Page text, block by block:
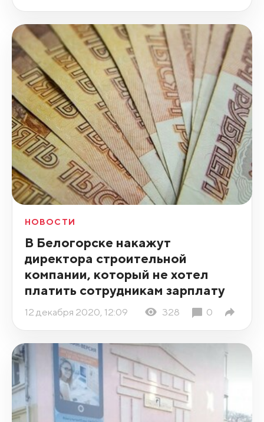
НОВОСТИ
В Белогорске накажут
директора строительной
компании, который не хотел
платить сотрудникам зарплату
12 декабря 2020, 12:09 328 0